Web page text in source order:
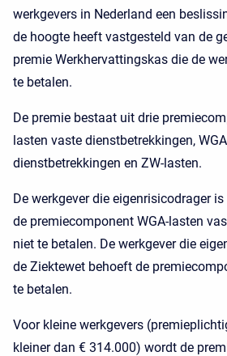
werkgevers in Nederland een
de hoogte heeft vastgesteld van de
premie Werkhervattingskas die de
te betalen.
De premie bestaat uit drie
lasten vaste dienstbetrekkingen,
dienstbetrekkingen en ZW-lasten.
De werkgever die eigenrisicodrager
de premiecomponent WGA-lasten
niet te betalen. De werkgever die
de Ziektewet behoeft de
te betalen.
Voor kleine werkgevers
kleiner dan € 314.000) wordt de